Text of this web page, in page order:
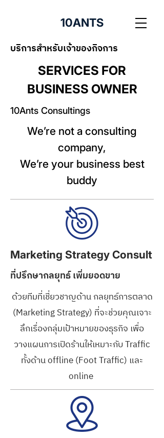
10ANTS
บริการสำหรับเจ้าของกิจการ
SERVICES FOR
BUSINESS OWNER
10Ants Consultings
We’re not a consulting
company,
We’re your business best
buddy
Marketing Strategy Consult
ที่ปรึกษากลยุทธ์ เพิ่มยอดขาย
ด้วยทีมที่เชี่ยวชาญด้าน กลยุทธ์การตลาด
(Marketing Strategy) ที่จะช่วยคุณเจาะ
ลึกเรื่องกลุ่มเป้าหมายของธุรกิจ เพื่อ
วางแผนการเปิดร้านให้เหมาะกับ Traffic
ทั้งด้าน offline (Foot Traffic) และ
online